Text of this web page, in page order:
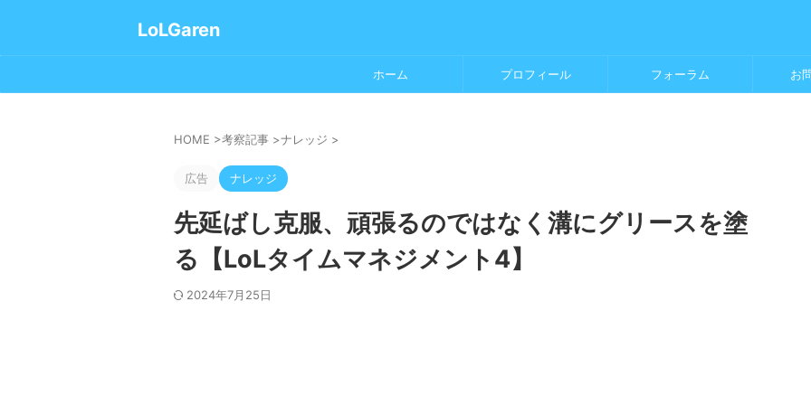
LoLGaren
ホーム プロフィール フォーラム お
HOME >考察記事 >ナレッジ >
広告 ナレッジ
先延ばし克服、頑張るのではなく溝にグリースを塗
る【LoLタイムマネジメント4】
2024年7月25日